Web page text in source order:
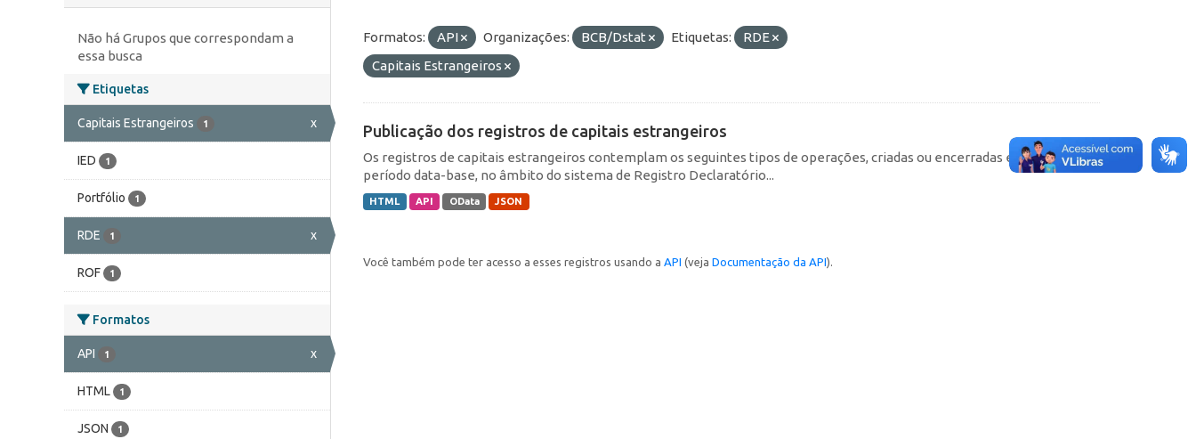
Não há Grupos que correspondam a
essa busca
Etiquetas
Capitais Estrangeiros 1 x
IED 1
Portfólio 1
RDE 1 x
ROF 1
Formatos
API 1 x
HTML 1
JSON 1
Formatos: API Organizações: BCB/Dstat Etiquetas:
RDE
Capitais Estrangeiros
Publicação dos registros de capitais estrangeiros
Os registros de capitais estrangeiros contemplam os seguintes tipos de operações, criadas ou encerradas em cada
período data-base, no âmbito do sistema de Registro Declaratório...
HTML API OData JSON
Você também pode ter acesso a esses registros usando a API (veja Documentação da API).